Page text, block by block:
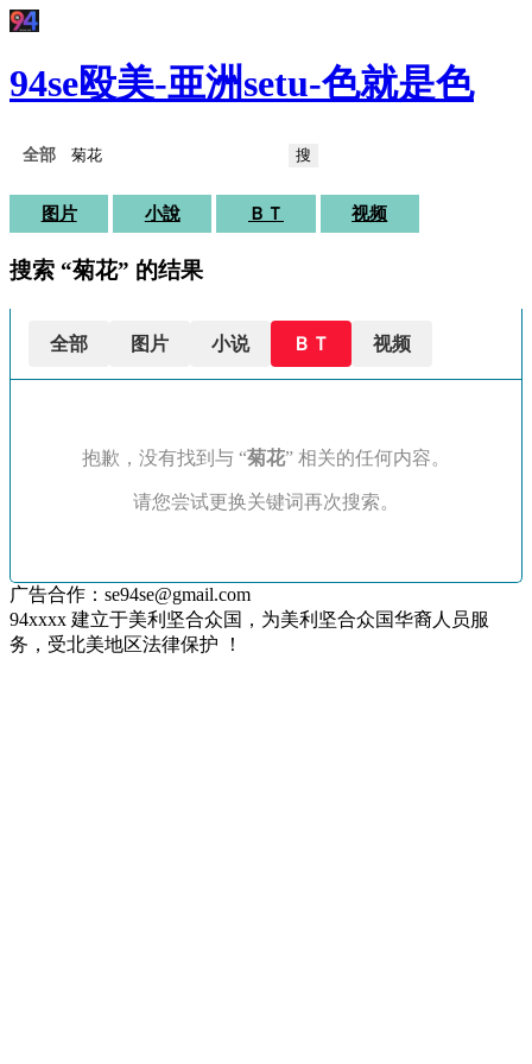
94se殴美-亜洲setu-色就是色
搜
图片 小說 ＢＴ 视频
搜索 “菊花” 的结果
全部 图片 小说 ＢＴ 视频
抱歉，没有找到与 “菊花” 相关的任何内容。
请您尝试更换关键词再次搜索。
广告合作：se94se@gmail.com
94xxxx 建立于美利坚合众国，为美利坚合众国华裔人员服
务，受北美地区法律保护 ！